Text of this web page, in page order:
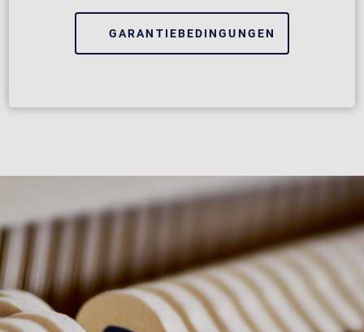
GARANTIEBEDINGUNGEN